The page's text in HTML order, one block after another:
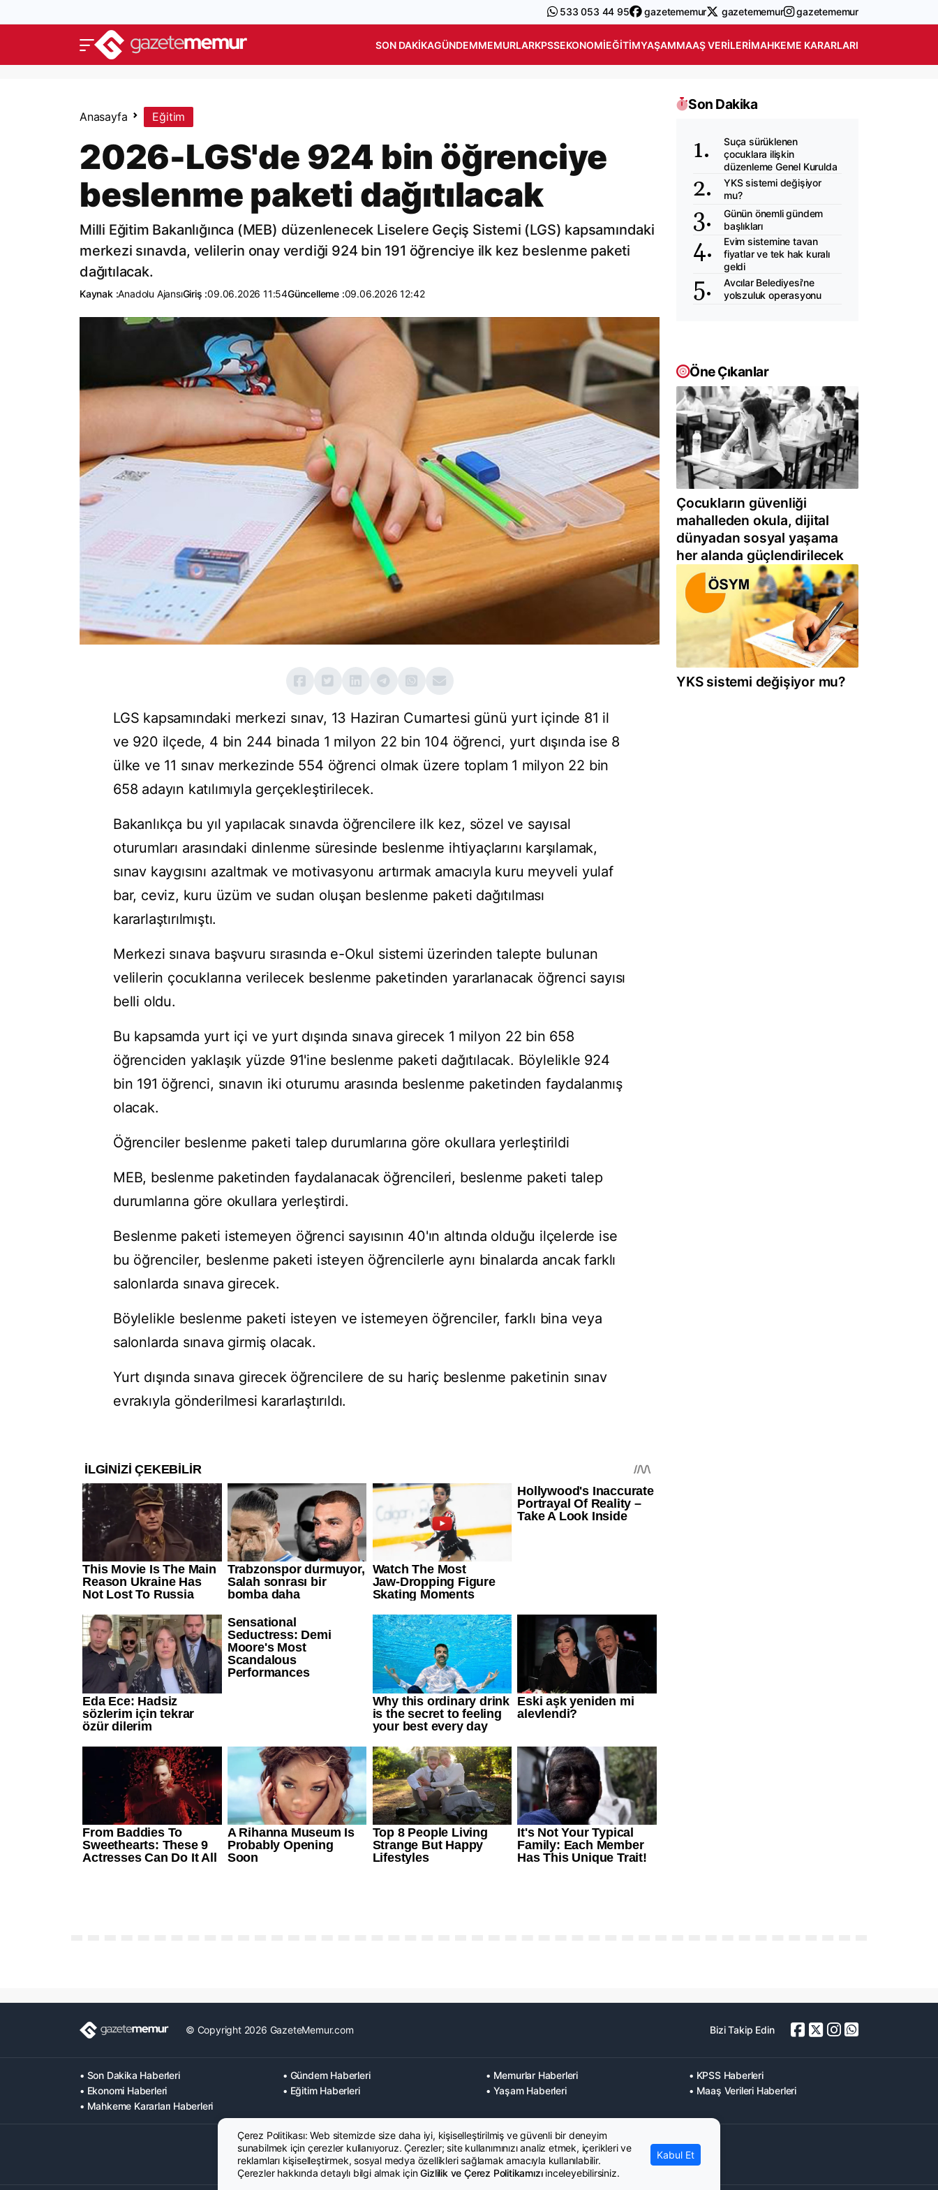
533 053 44 95 gazetememur gazetememur gazetememur
SON DAKIKAGÜNDEMMEMURLARKPSSEKONOMIEĞITIMYAŞAMMAAŞ VERILERIMAHKEME KARARLARI
Anasayfa Eğitim
2026-LGS'de 924 bin öğrenciye
beslenme paketi dağıtılacak
Milli Eğitim Bakanlığınca (MEB) düzenlenecek Liselere Geçiş Sistemi (LGS) kapsamındaki
merkezi sınavda, velilerin onay verdiği 924 bin 191 öğrenciye ilk kez beslenme paketi
dağıtılacak.
Kaynak :Anadolu AjansıGiriş :09.06.2026 11:54Güncelleme :09.06.2026 12:42
LGS kapsamındaki merkezi sınav, 13 Haziran Cumartesi günü yurt içinde 81 il
ve 920 ilçede, 4 bin 244 binada 1 milyon 22 bin 104 öğrenci, yurt dışında ise 8
ülke ve 11 sınav merkezinde 554 öğrenci olmak üzere toplam 1 milyon 22 bin
658 adayın katılımıyla gerçekleştirilecek.
Bakanlıkça bu yıl yapılacak sınavda öğrencilere ilk kez, sözel ve sayısal
oturumları arasındaki dinlenme süresinde beslenme ihtiyaçlarını karşılamak,
sınav kaygısını azaltmak ve motivasyonu artırmak amacıyla kuru meyveli yulaf
bar, ceviz, kuru üzüm ve sudan oluşan beslenme paketi dağıtılması
kararlaştırılmıştı.
Merkezi sınava başvuru sırasında e-Okul sistemi üzerinden talepte bulunan
velilerin çocuklarına verilecek beslenme paketinden yararlanacak öğrenci sayısı
belli oldu.
Bu kapsamda yurt içi ve yurt dışında sınava girecek 1 milyon 22 bin 658
öğrenciden yaklaşık yüzde 91'ine beslenme paketi dağıtılacak. Böylelikle 924
bin 191 öğrenci, sınavın iki oturumu arasında beslenme paketinden faydalanmış
olacak.
Öğrenciler beslenme paketi talep durumlarına göre okullara yerleştirildi
MEB, beslenme paketinden faydalanacak öğrencileri, beslenme paketi talep
durumlarına göre okullara yerleştirdi.
Beslenme paketi istemeyen öğrenci sayısının 40'ın altında olduğu ilçelerde ise
bu öğrenciler, beslenme paketi isteyen öğrencilerle aynı binalarda ancak farklı
salonlarda sınava girecek.
Böylelikle beslenme paketi isteyen ve istemeyen öğrenciler, farklı bina veya
salonlarda sınava girmiş olacak.
Yurt dışında sınava girecek öğrencilere de su hariç beslenme paketinin sınav
evrakıyla gönderilmesi kararlaştırıldı.
Son Dakika
Suça sürüklenen
çocuklara ilişkin
düzenleme Genel Kurulda
YKS sistemi değişiyor
mu?
Günün önemli gündem
başlıkları
Evim sistemine tavan
fiyatlar ve tek hak kuralı
geldi
Avcılar Belediyesi'ne
yolszuluk operasyonu
Öne Çıkanlar
Çocukların güvenliği
mahalleden okula, dijital
dünyadan sosyal yaşama
her alanda güçlendirilecek
YKS sistemi değişiyor mu?
© Copyright 2026 GazeteMemur.com Bizi Takip Edin
• Son Dakika Haberleri • Gündem Haberleri • Memurlar Haberleri
• KPSS Haberleri
• Ekonomi Haberleri
• Eğitim Haberleri • Yaşam Haberleri
• Maaş Verileri Haberleri
• Mahkeme Kararları Haberleri
Çerez Politikası: Web sitemizde size daha iyi, kişiselleştirilmiş ve güvenli bir deneyim
sunabilmek için çerezler kullanıyoruz. Çerezler; site kullanımınızı analiz etmek, içerikleri ve
reklamları kişiselleştirmek, sosyal medya özellikleri sağlamak amacıyla kullanılabilir.
Çerezler hakkında detaylı bilgi almak içinGizlilik ve Çerez Politikamızıinceleyebilirsiniz.
Kabul Et